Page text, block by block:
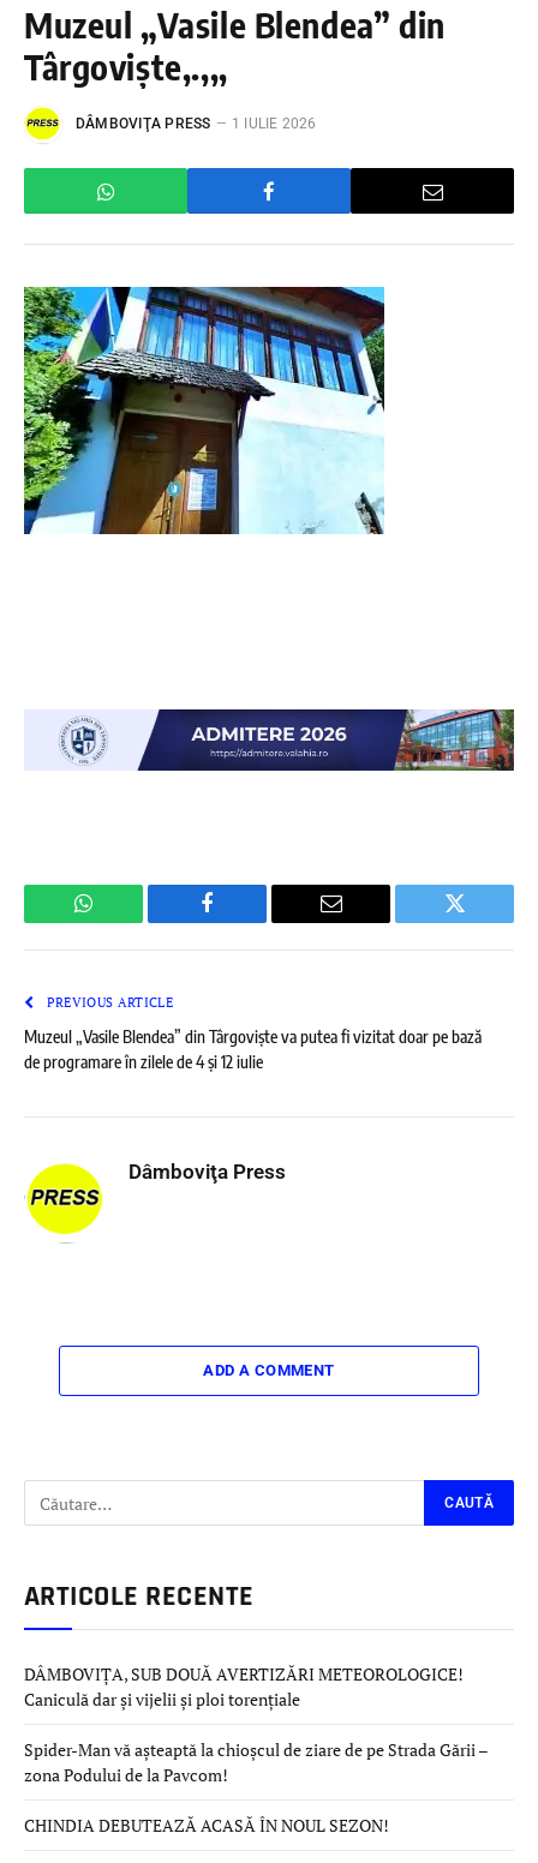
Muzeul „Vasile Blendea” din
Târgoviște,.,,,
DÂMBOVIŢA PRESS 1 IULIE 2026
WhatsApp Facebook Email Twitter
PREVIOUS ARTICLE
Muzeul „Vasile Blendea” din Târgoviște va putea fi vizitat doar pe bază
de programare în zilele de 4 și 12 iulie
Dâmboviţa Press
ADD A COMMENT
ARTICOLE RECENTE
DÂMBOVIȚA, SUB DOUĂ AVERTIZĂRI METEOROLOGICE!
Caniculă dar și vijelii și ploi torențiale
Spider-Man vă așteaptă la chioșcul de ziare de pe Strada Gării –
zona Podului de la Pavcom!
CHINDIA DEBUTEAZĂ ACASĂ ÎN NOUL SEZON!